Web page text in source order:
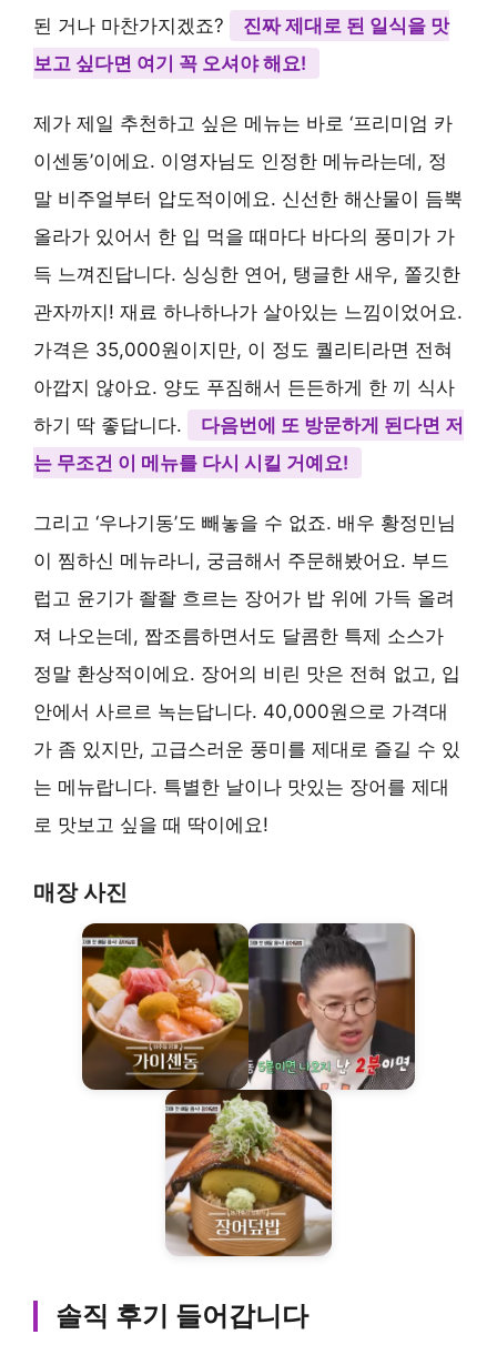
된 거나 마찬가지겠죠?
진짜 제대로 된 일식을 맛
보고 싶다면 여기 꼭 오셔야 해요!
제가 제일 추천하고 싶은 메뉴는 바로 ‘프리미엄 카
이센동’이에요. 이영자님도 인정한 메뉴라는데, 정
말 비주얼부터 압도적이에요. 신선한 해산물이 듬뿍
올라가 있어서 한 입 먹을 때마다 바다의 풍미가 가
득 느껴진답니다. 싱싱한 연어, 탱글한 새우, 쫄깃한
관자까지! 재료 하나하나가 살아있는 느낌이었어요.
가격은 35,000원이지만, 이 정도 퀄리티라면 전혀
아깝지 않아요. 양도 푸짐해서 든든하게 한 끼 식사
하기 딱 좋답니다.
다음번에 또 방문하게 된다면 저
는 무조건 이 메뉴를 다시 시킬 거예요!
그리고 ‘우나기동’도 빼놓을 수 없죠. 배우 황정민님
이 찜하신 메뉴라니, 궁금해서 주문해봤어요. 부드
럽고 윤기가 좔좔 흐르는 장어가 밥 위에 가득 올려
져 나오는데, 짭조름하면서도 달콤한 특제 소스가
정말 환상적이에요. 장어의 비린 맛은 전혀 없고, 입
안에서 사르르 녹는답니다. 40,000원으로 가격대
가 좀 있지만, 고급스러운 풍미를 제대로 즐길 수 있
는 메뉴랍니다. 특별한 날이나 맛있는 장어를 제대
로 맛보고 싶을 때 딱이에요!
매장 사진
솔직 후기 들어갑니다